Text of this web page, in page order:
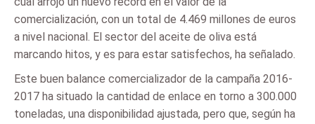
comercialización, con un total de 4.469 millones de euros
a nivel nacional. El sector del aceite de oliva está
marcando hitos, y es para estar satisfechos, ha señalado.
Este buen balance comercializador de la campaña 2016-
2017 ha situado la cantidad de enlace en torno a 300.000
toneladas, una disponibilidad ajustada, pero que, según ha